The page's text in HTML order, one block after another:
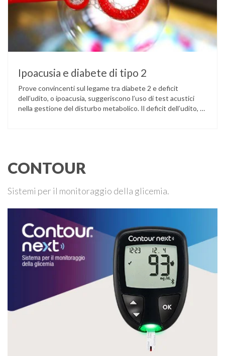
Ipoacusia e diabete di tipo 2
Prove convincenti sul legame tra diabete 2 e deficit
dell’udito, o ipoacusia, suggeriscono l’uso di test acustici
nella gestione del disturbo metabolico. Il deficit dell’udito, o
CONTOUR
Sistemi per il monitoraggio della glicemia.